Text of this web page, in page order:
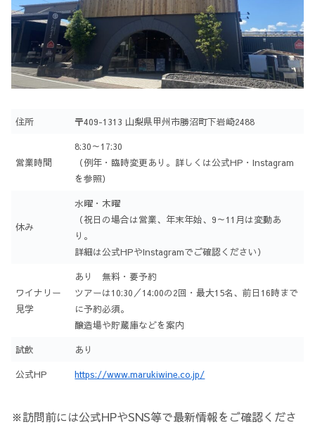
住所 〒409-1313 山梨県甲州市勝沼町下岩崎2488
営業時間
8:30～17:30
（例年・臨時変更あり。詳しくは公式HP・Instagram
を参照）
休み
水曜・木曜
（祝日の場合は営業、年末年始、9～11月は変動あ
り。
詳細は公式HPやInstagramでご確認ください）
ワイナリー
見学
あり 無料・要予約
ツアーは10:30／14:00の2回・最大15名、前日16時まで
に予約必須。
醸造場や貯蔵庫などを案内
試飲 あり
公式HP https://www.marukiwine.co.jp/
※訪問前には公式HPやSNS等で最新情報をご確認くださ